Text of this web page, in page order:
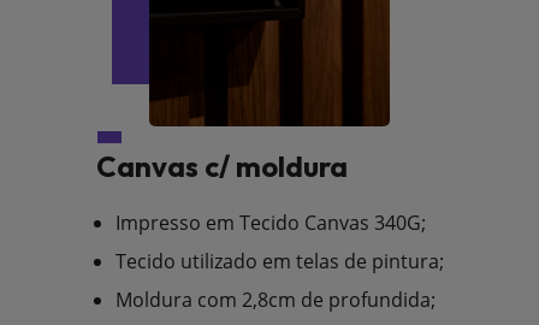
Canvas c/ moldura
Impresso em Tecido Canvas 340G;
Tecido utilizado em telas de pintura;
Moldura com 2,8cm de profundida;